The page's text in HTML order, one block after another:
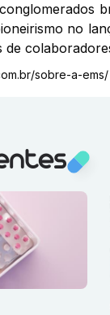
no
de
sobre-a-ems/